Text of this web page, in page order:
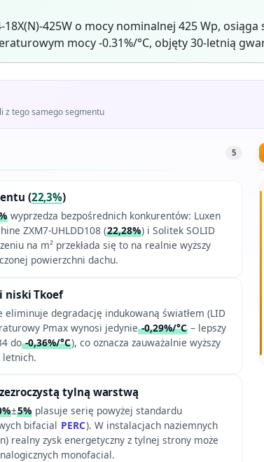
18X(N)-425W o mocy nominalnej 425 Wp,
mocy -0.31%/°C, objęty 30-letnią
z tego samego segmentu
5
(22,3%)
wyprzedza bezpośrednich konkurentów: Luxen
ZXM7-UHLDD108 (22,28%) i Solitek SOLID
na m² przekłada się to na realnie wyższy
powierzchni dachu.
niski Tkoef
eliminuje degradację indukowaną światłem (LID
Pmax wynosi jedynie-0,29%/°C– lepszy
do-0,36%/°C), co oznacza zauważalnie wyższy
letnich.
tylną warstwą
±5%plasuje serię powyżej standardu
bifacial PERC). W instalacjach naziemnych
realny zysk energetyczny z tylnej strony może
monofacial.